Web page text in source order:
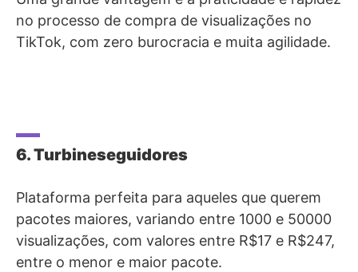
no processo de compra de visualizações no
TikTok, com zero burocracia e muita agilidade.
6. Turbineseguidores
Plataforma perfeita para aqueles que querem
pacotes maiores, variando entre 1000 e 50000
visualizações, com valores entre R$17 e R$247,
entre o menor e maior pacote.